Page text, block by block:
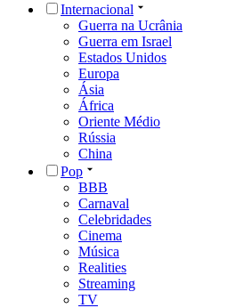
Internacional
Guerra na Ucrânia
Guerra em Israel
Estados Unidos
Europa
Ásia
África
Oriente Médio
Rússia
China
Pop
BBB
Carnaval
Celebridades
Cinema
Música
Realities
Streaming
TV